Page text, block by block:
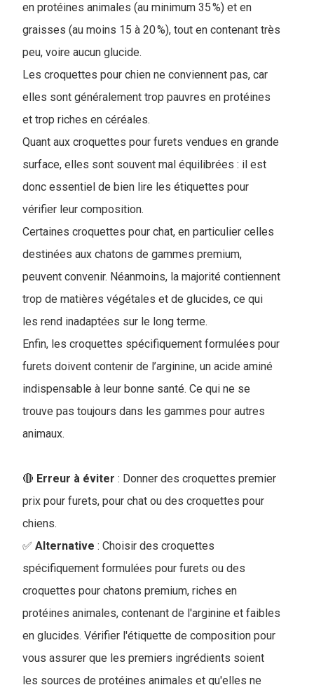
en protéines animales (au minimum 35 %) et en
graisses (au moins 15 à 20 %), tout en contenant très
peu, voire aucun glucide.
Les croquettes pour chien ne conviennent pas, car
elles sont généralement trop pauvres en protéines
et trop riches en céréales.
Quant aux croquettes pour furets vendues en grande
surface, elles sont souvent mal équilibrées : il est
donc essentiel de bien lire les étiquettes pour
vérifier leur composition.
Certaines croquettes pour chat, en particulier celles
destinées aux chatons de gammes premium,
peuvent convenir. Néanmoins, la majorité contiennent
trop de matières végétales et de glucides, ce qui
les rend inadaptées sur le long terme.
Enfin, les croquettes spécifiquement formulées pour
furets doivent contenir de l’arginine, un acide aminé
indispensable à leur bonne santé. Ce qui ne se
trouve pas toujours dans les gammes pour autres
animaux.
🔴 Erreur à éviter : Donner des croquettes premier
prix pour furets, pour chat ou des croquettes pour
chiens.
✅ Alternative : Choisir des croquettes
spécifiquement formulées pour furets ou des
croquettes pour chatons premium, riches en
protéines animales, contenant de l'arginine et faibles
en glucides. Vérifier l'étiquette de composition pour
vous assurer que les premiers ingrédients soient
les sources de protéines animales et qu'elles ne